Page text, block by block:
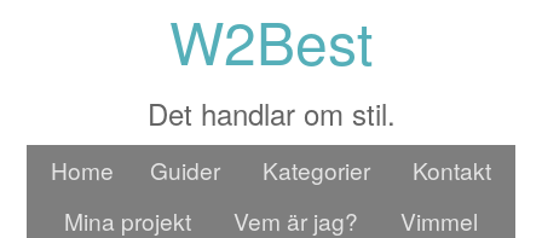
W2Best
Det handlar om stil.
Home Guider Kategorier
Kontakt
Mina projekt
Vem är jag?
Vimmel